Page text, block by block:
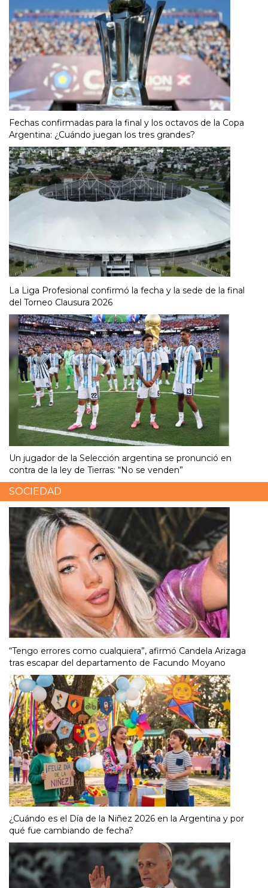
Fechas confirmadas para la final y los octavos de la Copa
Argentina: ¿Cuándo juegan los tres grandes?
La Liga Profesional confirmó la fecha y la sede de la final
del Torneo Clausura 2026
Un jugador de la Selección argentina se pronunció en
contra de la ley de Tierras: “No se venden”
SOCIEDAD
“Tengo errores como cualquiera”, afirmó Candela Arizaga
tras escapar del departamento de Facundo Moyano
¿Cuándo es el Día de la Niñez 2026 en la Argentina y por
qué fue cambiando de fecha?